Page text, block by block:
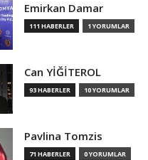
Emirkan Damar
111 HABERLER 1 YORUMLAR
Can YİĞİTEROL
93 HABERLER 10 YORUMLAR
Pavlina Tomzis
71 HABERLER 0 YORUMLAR